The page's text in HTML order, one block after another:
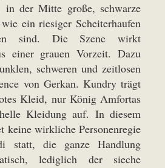
in der Mitte große, schwarze
ein riesiger Scheiterhaufen
sind. Die Szene wirkt
einer grauen Vorzeit. Dazu
schweren und zeitlosen
von Gerkan. Kundry trägt
Kleid, nur König Amfortas
Kleidung auf. In diesem
keine wirkliche Personenregie
statt, die ganze Handlung
lediglich der sieche